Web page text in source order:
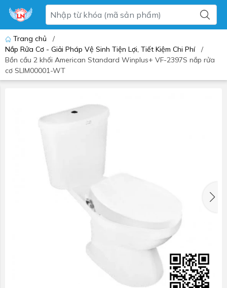
Trang chủ
/
Nắp Rửa Cơ - Giải Pháp Vệ Sinh Tiện Lợi, Tiết Kiệm Chi Phí
/
Bồn cầu 2 khối American Standard Winplus+ VF-2397S nắp rửa
cơ SLIM00001-WT